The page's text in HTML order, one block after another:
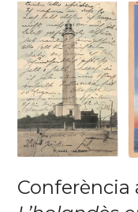
Conferència